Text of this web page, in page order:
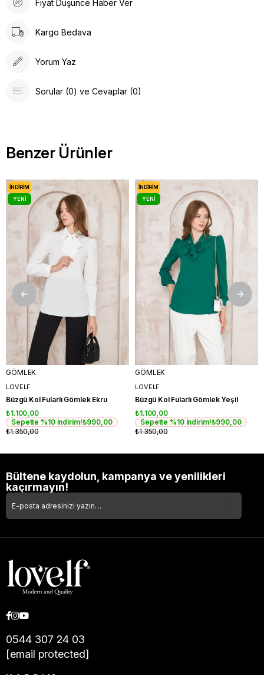
Fiyat Düşünce Haber Ver
Kargo Bedava
Yorum Yaz
Sorular (0) ve Cevaplar (0)
Benzer Ürünler
GÖMLEK
LOVELF
Büzgü Kol Fularlı Gömlek Ekru
₺1.100,00
Sepette %10 indirim!₺990,00
₺1.350,00
İNDIRIM
YENI
GÖMLEK
LOVELF
Büzgü Kol Fularlı Gömlek Yeşil
₺1.100,00
Sepette %10 indirim!₺990,00
₺1.350,00
İNDIRIM
YENI
Bültene kaydolun, kampanya ve yenilikleri
kaçırmayın!
0544 307 24 03
[email protected]